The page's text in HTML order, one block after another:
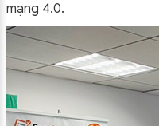
mạng 4.0.